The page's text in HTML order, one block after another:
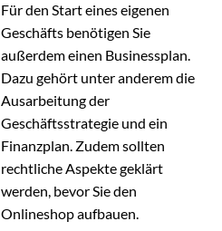
Für den Start eines eigenen
Geschäfts benötigen Sie
außerdem einen Businessplan.
Dazu gehört unter anderem die
Ausarbeitung der
Geschäftsstrategie und ein
Finanzplan. Zudem sollten
rechtliche Aspekte geklärt
werden, bevor Sie den
Onlineshop aufbauen.